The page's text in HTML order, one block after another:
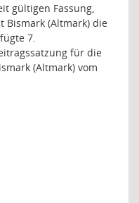
gültigen Fassung,
Bismark (Altmark) die
7.
für die
(Altmark) vom